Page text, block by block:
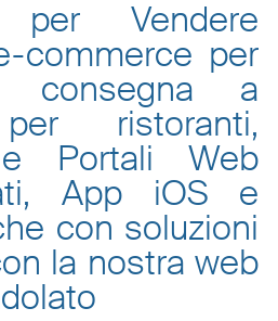
per Vendere
commerce per
consegna a
ristoranti,
Portali Web
App iOS e
con soluzioni
la nostra web